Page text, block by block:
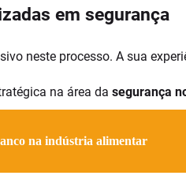
em segurança
neste processo. A sua
na área dasegurança
na indústria alimentar